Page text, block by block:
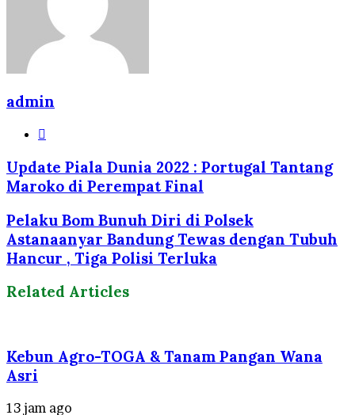
admin
Update Piala Dunia 2022 : Portugal Tantang
Maroko di Perempat Final
Pelaku Bom Bunuh Diri di Polsek
Astanaanyar Bandung Tewas dengan Tubuh
Hancur , Tiga Polisi Terluka
Related Articles
Kebun Agro-TOGA & Tanam Pangan Wana
Asri
13 jam ago